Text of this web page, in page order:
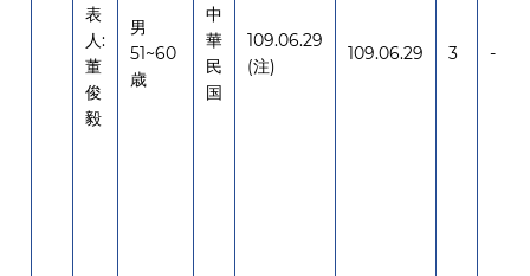
表
人:
董
俊
毅
男
51~60
歳
中
華
民
国
109.06.29
(注)
109.06.29 3 -